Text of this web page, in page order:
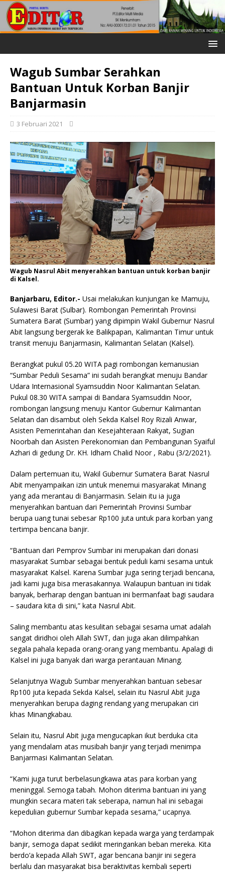
Wagub Sumbar Serahkan
Bantuan Untuk Korban Banjir
Banjarmasin
3 Februari 2021
Wagub Nasrul Abit menyerahkan bantuan untuk korban banjir
di Kalsel.
Banjarbaru, Editor.- Usai melakukan kunjungan ke Mamuju,
Sulawesi Barat (Sulbar). Rombongan Pemerintah Provinsi
Sumatera Barat (Sumbar) yang dipimpin Wakil Gubernur Nasrul
Abit langsung bergerak ke Balikpapan, Kalimantan Timur untuk
transit menuju Banjarmasin, Kalimantan Selatan (Kalsel).
Berangkat pukul 05.20 WITA pagi rombongan kemanusian
“Sumbar Peduli Sesama” ini sudah berangkat menuju Bandar
Udara Internasional Syamsuddin Noor Kalimantan Selatan.
Pukul 08.30 WITA sampai di Bandara Syamsuddin Noor,
rombongan langsung menuju Kantor Gubernur Kalimantan
Selatan dan disambut oleh Sekda Kalsel Roy Rizali Anwar,
Asisten Pemerintahan dan Kesejahteraan Rakyat, Sugian
Noorbah dan Asisten Perekonomian dan Pembangunan Syaiful
Azhari di gedung Dr. KH. Idham Chalid Noor , Rabu (3/2/2021).
Dalam pertemuan itu, Wakil Gubernur Sumatera Barat Nasrul
Abit menyampaikan izin untuk menemui masyarakat Minang
yang ada merantau di Banjarmasin. Selain itu ia juga
menyerahkan bantuan dari Pemerintah Provinsi Sumbar
berupa uang tunai sebesar Rp100 juta untuk para korban yang
tertimpa bencana banjir.
“Bantuan dari Pemprov Sumbar ini merupakan dari donasi
masyarakat Sumbar sebagai bentuk peduli kami sesama untuk
masyarakat Kalsel. Karena Sumbar juga sering terjadi bencana,
jadi kami juga bisa merasakannya. Walaupun bantuan ini tidak
banyak, berharap dengan bantuan ini bermanfaat bagi saudara
– saudara kita di sini,” kata Nasrul Abit.
Saling membantu atas kesulitan sebagai sesama umat adalah
sangat diridhoi oleh Allah SWT, dan juga akan dilimpahkan
segala pahala kepada orang-orang yang membantu. Apalagi di
Kalsel ini juga banyak dari warga perantauan Minang.
Selanjutnya Wagub Sumbar menyerahkan bantuan sebesar
Rp100 juta kepada Sekda Kalsel, selain itu Nasrul Abit juga
menyerahkan berupa daging rendang yang merupakan ciri
khas Minangkabau.
Selain itu, Nasrul Abit juga mengucapkan ikut berduka cita
yang mendalam atas musibah banjir yang terjadi menimpa
Banjarmasi Kalimantan Selatan.
“Kami juga turut berbelasungkawa atas para korban yang
meninggal. Semoga tabah. Mohon diterima bantuan ini yang
mungkin secara materi tak seberapa, namun hal ini sebagai
kepedulian gubernur Sumbar kepada sesama,” ucapnya.
“Mohon diterima dan dibagikan kepada warga yang terdampak
banjir, semoga dapat sedikit meringankan beban mereka. Kita
berdo’a kepada Allah SWT, agar bencana banjir ini segera
berlalu dan masyarakat bisa beraktivitas kembali seperti